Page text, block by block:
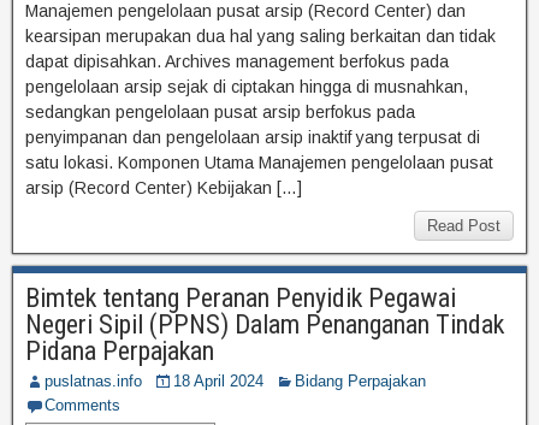
Manajemen pengelolaan pusat arsip (Record Center) dan
kearsipan merupakan dua hal yang saling berkaitan dan tidak
dapat dipisahkan. Archives management berfokus pada
pengelolaan arsip sejak di ciptakan hingga di musnahkan,
sedangkan pengelolaan pusat arsip berfokus pada
penyimpanan dan pengelolaan arsip inaktif yang terpusat di
satu lokasi. Komponen Utama Manajemen pengelolaan pusat
arsip (Record Center) Kebijakan […]
Read Post
Bimtek tentang Peranan Penyidik Pegawai
Negeri Sipil (PPNS) Dalam Penanganan Tindak
Pidana Perpajakan
puslatnas.info 18 April 2024
Bidang Perpajakan
Comments